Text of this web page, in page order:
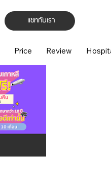
แชทกับเรา
Price Review